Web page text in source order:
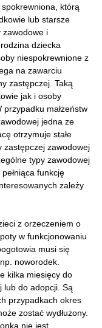
którą
lub starsze
zawodowe i
dziecka
niespokrewnione z
na zawarciu
zastępczej. Taką
jak i osoby
przypadku małżeństw
jedna ze
otrzymuje stałe
zastępczej zawodowej
typy zawodowej
funkcję
zależy
z orzeczeniem o
w funkcjonowaniu
musi się
noworodek.
kilka miesięcy do
lub do adopcji. Są
przypadkach okres
zostać wydłużony.
nie jest